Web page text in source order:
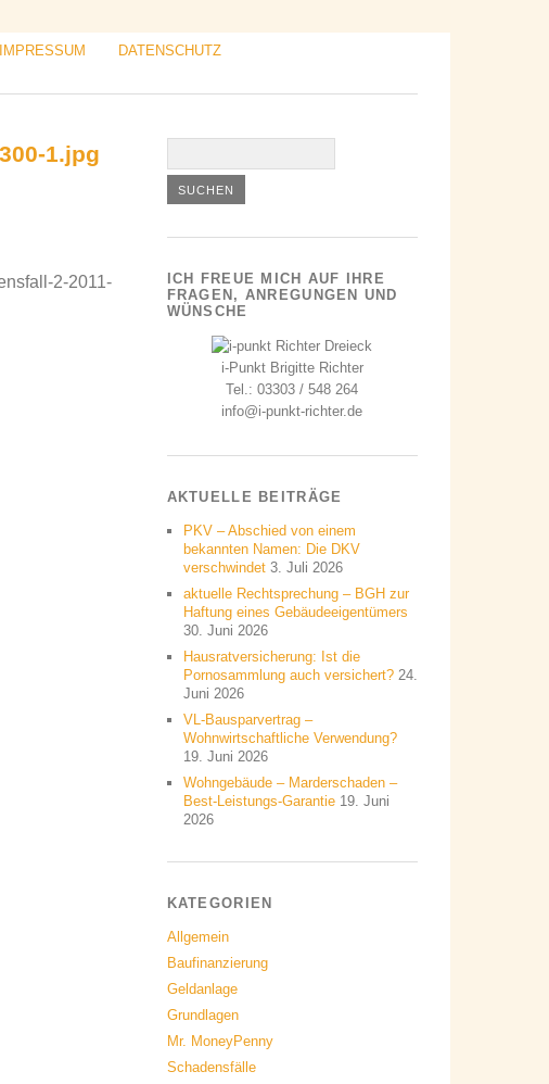
IMPRESSUM DATENSCHUTZ
1.jpg
2-2011-
ICH FREUE MICH AUF IHRE
FRAGEN, ANREGUNGEN UND
WÜNSCHE
i-Punkt Brigitte Richter
Tel.: 03303 / 548 264
info@i-punkt-richter.de
AKTUELLE BEITRÄGE
PKV – Abschied von einem
bekannten Namen: Die DKV
verschwindet 3. Juli 2026
aktuelle Rechtsprechung – BGH zur
Haftung eines Gebäudeeigentümers
30. Juni 2026
Hausratversicherung: Ist die
Pornosammlung auch versichert? 24.
Juni 2026
VL-Bausparvertrag –
Wohnwirtschaftliche Verwendung?
19. Juni 2026
Wohngebäude – Marderschaden –
Best-Leistungs-Garantie 19. Juni
2026
KATEGORIEN
Allgemein
Baufinanzierung
Geldanlage
Grundlagen
Mr. MoneyPenny
Schadensfälle